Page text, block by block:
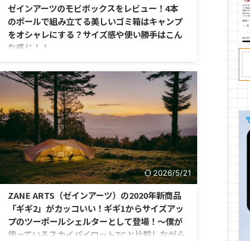
ゼインアーツのモビボックスをレビュー！4本
のポールで組み立てる美しいゴミ箱はキャンプ
をオシャレにする？サイズ感や使い勝手はこん
な感じ！！
ミ箱が発売されているのを知っていますか？ 僕はそれ
を見た途端に一目惚れ！
2026/5/21
ZANE ARTS（ゼインアーツ）の2020年新商品
「ギギ2」がカッコいい！ギギ1からサイズアッ
プのツーポールシェルターとして登場！〜僕が
使っているスカイパイロットTCと比較しながら